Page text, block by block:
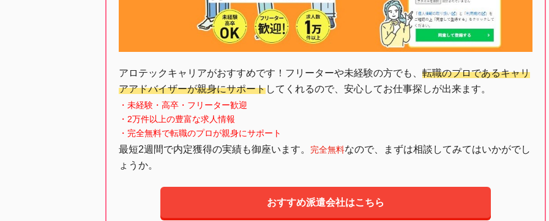
アロテックキャリアがおすすめです！フリーターや未経験の方でも、 転職のプロであるキャリ
アアドバイザーが親身にサポートしてくれるので、安心してお仕事探しが出来ます。
・未経験・高卒・フリーター歓迎
・2万件以上の豊富な求人情報
・完全無料で転職のプロが親身にサポート
最短2週間で内定獲得の実績も御座います。 完全無料なので、まずは相談してみてはいかがでし
ょうか。
おすすめ派遣会社はこちら